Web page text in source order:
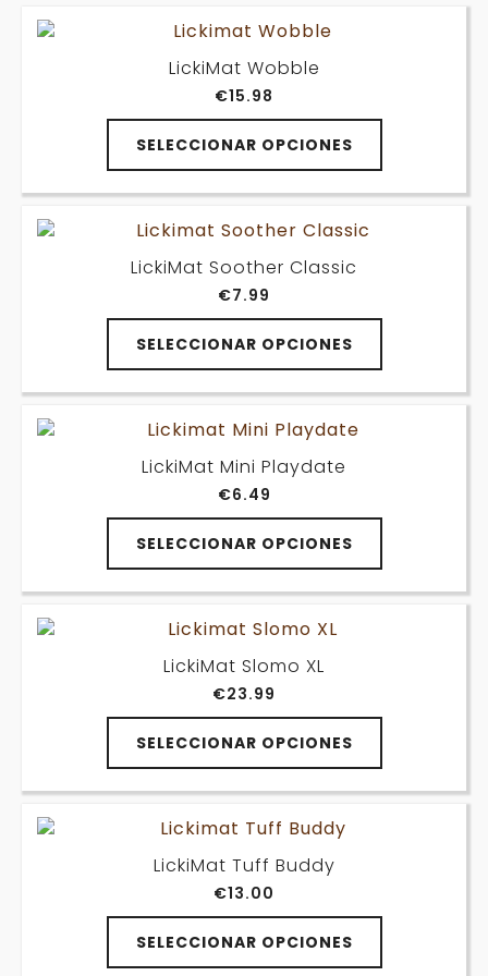
producto
variantes.
opciones
pueden
elegir
en
la
página
producto
LickiMat Wobble
€15.98
SELECCIONAR OPCIONES
Este
producto
tiene
múltiples
variantes.
opciones
pueden
elegir
en
la
página
producto
LickiMat Soother Classic
€7.99
SELECCIONAR OPCIONES
Este
producto
tiene
múltiples
variantes.
opciones
pueden
elegir
en
la
producto
LickiMat Mini Playdate
€6.49
SELECCIONAR OPCIONES
Este
producto
tiene
múltiples
variantes.
opciones
pueden
elegir
en
la
página
producto
LickiMat Slomo XL
€23.99
SELECCIONAR OPCIONES
Este
producto
tiene
múltiples
variantes.
opciones
pueden
elegir
en
LickiMat Tuff Buddy
€13.00
SELECCIONAR OPCIONES
Este
producto